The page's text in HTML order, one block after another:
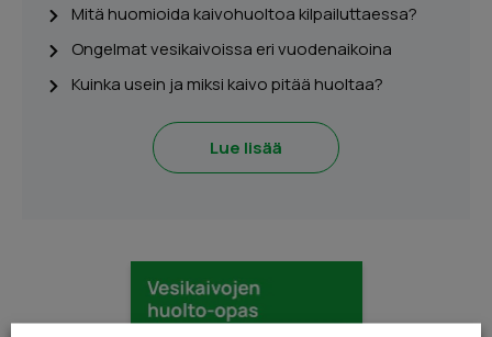
Mitä huomioida kaivohuoltoa kilpailuttaessa?
Ongelmat vesikaivoissa eri vuodenaikoina
Kuinka usein ja miksi kaivo pitää huoltaa?
Lue lisää